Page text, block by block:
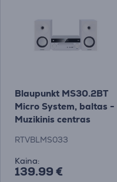
Blaupunkt MS30.2BT
Micro System, baltas -
Muzikinis centras
RTVBLMS033
Kaina:
139.99 €